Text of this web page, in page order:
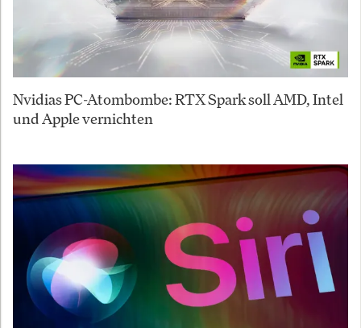
Nvidias PC-Atombombe: RTX Spark soll AMD, Intel
und Apple vernichten